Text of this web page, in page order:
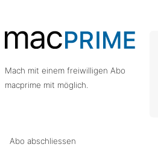
Mach mit einem freiwilligen Abo
macprime mit möglich.
Abo abschliessen